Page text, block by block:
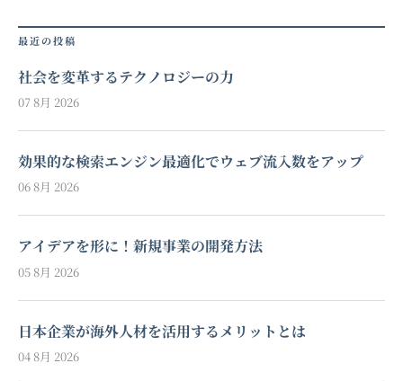
最近の投稿
社会を変革するテクノロジーの力
07 8月 2026
効果的な検索エンジン最適化でウェブ流入数をアップ
06 8月 2026
アイデアを形に！新規事業の開発方法
05 8月 2026
日本企業が海外人材を活用するメリットとは
04 8月 2026